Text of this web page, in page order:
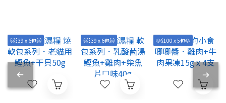
🐱$39 x 6包🐱 🐱$39 x 6包🐱 🐶$100 x 5包🐶